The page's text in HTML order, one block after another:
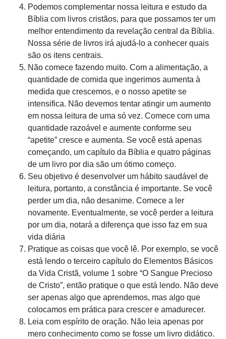
Podemos complementar nossa leitura e estudo da
Bíblia com livros cristãos, para que possamos ter um
melhor entendimento da revelação central da Bíblia.
Nossa série de livros irá ajudá-lo a conhecer quais
são os itens centrais.
Não comece fazendo muito. Com a alimentação, a
quantidade de comida que ingerimos aumenta à
medida que crescemos, e o nosso apetite se
intensifica. Não devemos tentar atingir um aumento
em nossa leitura de uma só vez. Comece com uma
quantidade razoável e aumente conforme seu
“apetite” cresce e aumenta. Se você está apenas
começando, um capítulo da Bíblia e quatro páginas
de um livro por dia são um ótimo começo.
Seu objetivo é desenvolver um hábito saudável de
leitura, portanto, a constância é importante. Se você
perder um dia, não desanime. Comece a ler
novamente. Eventualmente, se você perder a leitura
por um dia, notará a diferença que isso faz em sua
vida diária
Pratique as coisas que você lê. Por exemplo, se você
está lendo o terceiro capítulo do Elementos Básicos
da Vida Cristã, volume 1 sobre “O Sangue Precioso
de Cristo”, então pratique o que está lendo. Não deve
ser apenas algo que aprendemos, mas algo que
colocamos em prática para crescer e amadurecer.
Leia com espírito de oração. Não leia apenas por
mero conhecimento como se fosse um livro didático.